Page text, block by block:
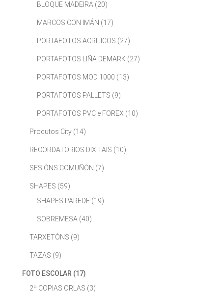
BLOQUE MADEIRA (20)
MARCOS CON IMÁN (17)
PORTAFOTOS ACRILICOS (27)
PORTAFOTOS LIÑA DEMARK (27)
PORTAFOTOS MOD 1000 (13)
PORTAFOTOS PALLETS (9)
PORTAFOTOS PVC e FOREX (10)
Produtos City (14)
RECORDATORIOS DIXITAIS (10)
SESIÓNS COMUÑÓN (7)
SHAPES (59)
SHAPES PAREDE (19)
SOBREMESA (40)
TARXETÓNS (9)
TAZAS (9)
FOTO ESCOLAR (17)
2º COPIAS ORLAS (3)